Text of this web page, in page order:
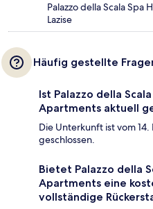
Palazzo della Scala
Lazise
Häufig gestellte
Ist Palazzo della
Apartments aktuell
Die Unterkunft ist vom
geschlossen.
Bietet Palazzo della
Apartments eine
vollständige